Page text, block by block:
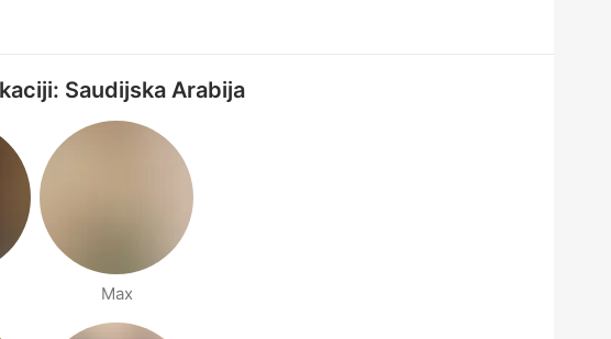
Saudijska Arabija
Max